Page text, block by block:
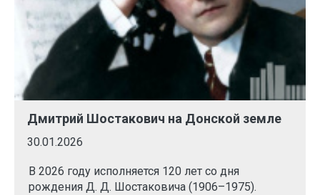
Дмитрий Шостакович на Донской земле
30.01.2026
В 2026 году исполняется 120 лет со дня
рождения Д. Д. Шостаковича (1906–1975).